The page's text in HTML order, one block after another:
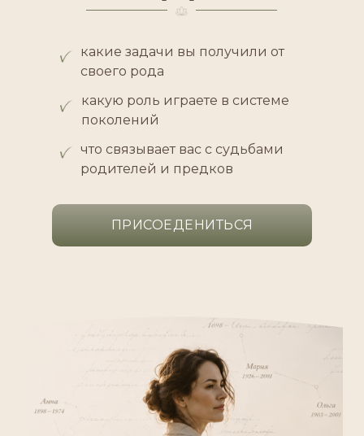
какие задачи вы получили от
своего рода
ПРИСОЕДЕНИТЬСЯ
что связывает вас с судьбами
родителей и предков
какую роль играете в системе
поколений